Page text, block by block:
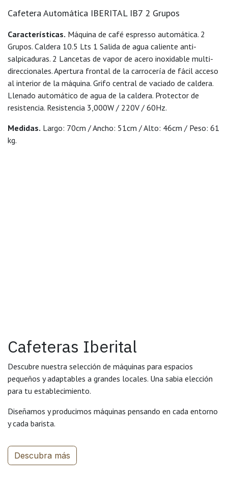
Cafetera Automática IBERITAL IB7 2 Grupos
Características. Máquina de café espresso automática. 2
Grupos. Caldera 10.5 Lts 1 Salida de agua caliente anti-
salpicaduras. 2 Lancetas de vapor de acero inoxidable multi-
direccionales. Apertura frontal de la carrocería de fácil acceso
al interior de la máquina. Grifo central de vaciado de caldera.
Llenado automático de agua de la caldera. Protector de
resistencia. Resistencia 3,000W / 220V / 60Hz.
Medidas. Largo: 70cm / Ancho: 51cm / Alto: 46cm / Peso: 61
kg.
Cafeteras Iberital
Descubre nuestra selección de máquinas para espacios
pequeños y adaptables a grandes locales. Una sabia elección
para tu establecimiento.
Diseñamos y producimos máquinas pensando en cada entorno
y cada barista.
Descubra más